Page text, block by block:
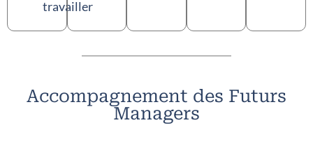
travailler
Accompagnement des Futurs
Managers